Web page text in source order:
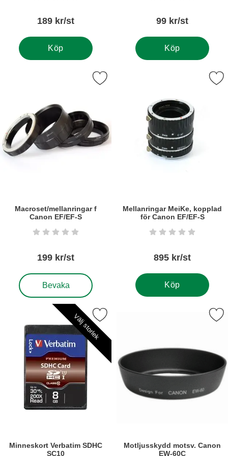
189 kr/st
Köp
99 kr/st
Köp
Macroset/mellanringar f
Canon EF/EF-S
Art. nr5252 Betyg: 0 stjärnor av 5
199 kr/st
Bevaka
, Macroset/mellanringar f Canon EF/EF-S
macroset/mellanringar f Canon EF/EF-S som favorit
Mellanringar MeiKe, kopplad
för Canon EF/EF-S
Art. nr5912 Betyg: 0 stjärnor
895 kr/st
Köp
Markera mellanringar MeiKe,
Välj storlek
Minneskort Verbatim SDHC
SC10
Markera minneskort Verbatim SDHC SC10 som favorit
Motljusskydd motsv. Canon
EW-60C
Markera motljusskydd motsv.